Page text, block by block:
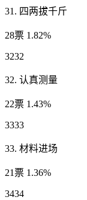
31. 四两拔千斤
28票 1.82%
3232
32. 认真测量
22票 1.43%
3333
33. 材料进场
21票 1.36%
3434